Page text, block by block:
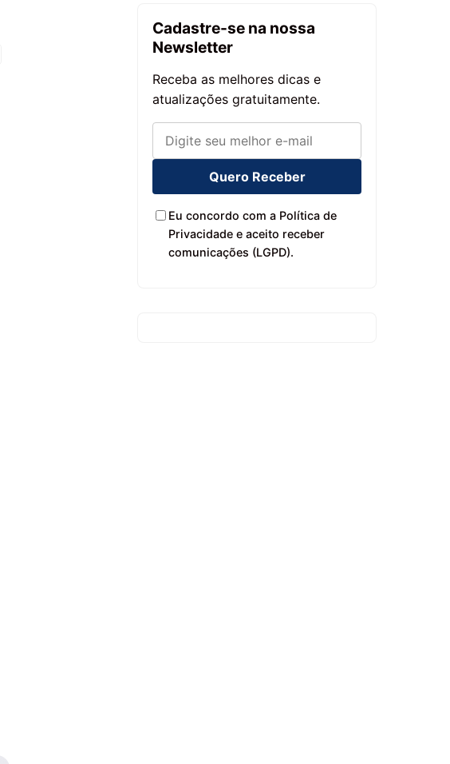
Cadastre-se na nossa
Newsletter
Receba as melhores dicas e
atualizações gratuitamente.
Quero Receber
Eu concordo com a Política de
Privacidade e aceito receber
comunicações (LGPD).